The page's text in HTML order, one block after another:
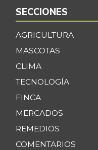
SECCIONES
AGRICULTURA
MASCOTAS
CLIMA
TECNOLOGÍA
FINCA
MERCADOS
REMEDIOS
COMENTARIOS